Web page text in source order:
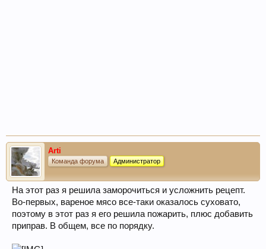
Arti
Команда форума Администратор
На этот раз я решила заморочиться и усложнить рецепт.
Во-первых, вареное мясо все-таки оказалось суховато,
поэтому в этот раз я его решила пожарить, плюс добавить
приправ. В общем, все по порядку.